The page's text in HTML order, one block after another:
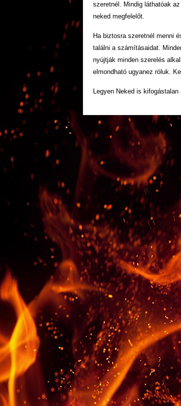
szeretnél. Mindig láthatóak
neked megfelelőt.
Ha biztosra szeretnél menni
találni a számításaidat.
nyújtják minden szerelés
elmondható ugyanez róluk.
Legyen Neked is